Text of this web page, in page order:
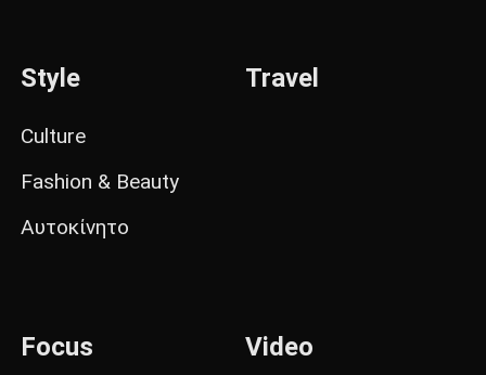
Style
Culture
Fashion & Beauty
Αυτοκίνητο
Travel
Focus Video